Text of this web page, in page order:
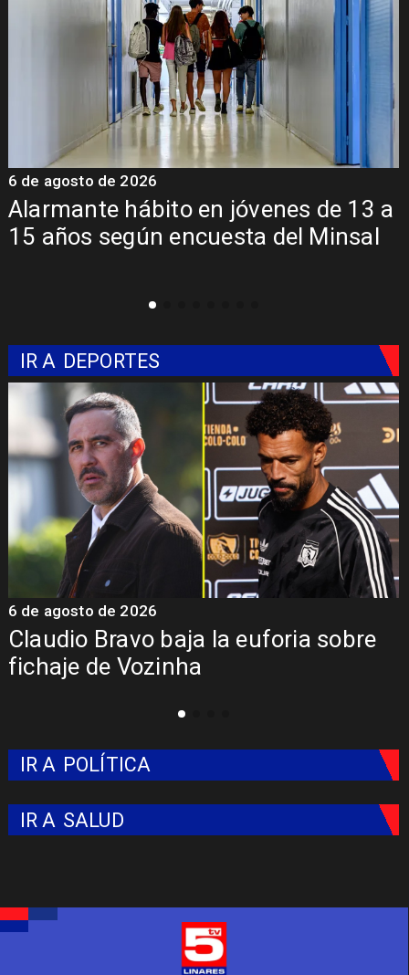
Alarmante hábito en jóvenes de 13 a
15 años según encuesta del Minsal
6 de agosto de 2026
IR A DEPORTES
Claudio Bravo baja la euforia sobre
fichaje de Vozinha
6 de agosto de 2026
IR A POLÍTICA
IR A SALUD